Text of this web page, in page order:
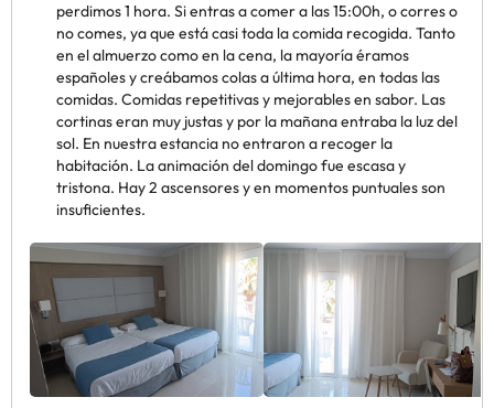
perdimos 1 hora. Si entras a comer a las 15:00h, o corres o
no comes, ya que está casi toda la comida recogida. Tanto
en el almuerzo como en la cena, la mayoría éramos
españoles y creábamos colas a última hora, en todas las
comidas. Comidas repetitivas y mejorables en sabor. Las
cortinas eran muy justas y por la mañana entraba la luz del
sol. En nuestra estancia no entraron a recoger la
habitación. La animación del domingo fue escasa y
tristona. Hay 2 ascensores y en momentos puntuales son
insuficientes.